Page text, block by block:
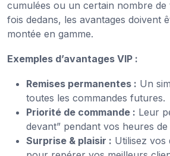
cumulées ou un certain nombre de
fois dedans, les avantages doivent
montée en gamme.
Exemples d’avantages VIP :
Remises permanentes : Un
toutes les commandes futures.
Priorité de commande : Leur
devant” pendant vos heures de
Surprise & plaisir : Utilisez vos